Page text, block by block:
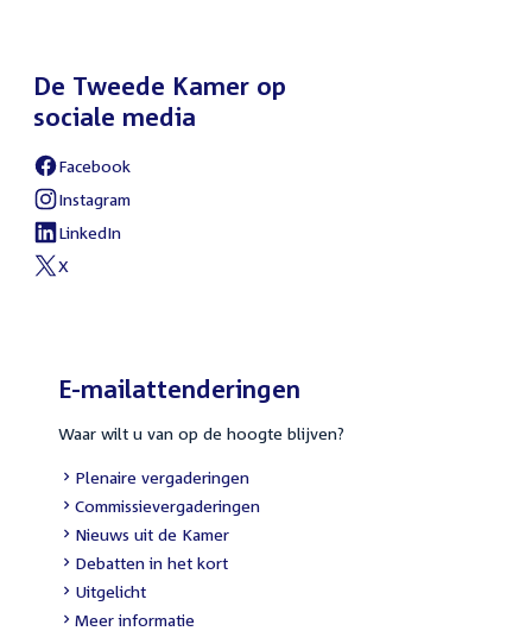
De Tweede Kamer op
sociale media
External
link:
Facebook
External
link:
Instagram
External
link:
LinkedIn
External
X
E-mailattenderingen
Waar wilt u van op de hoogte blijven?
External
link:
Plenaire vergaderingen
External
link:
Commissievergaderingen
External
link:
Nieuws uit de Kamer
External
link:
Debatten in het kort
External
link:
Uitgelicht
Meer informatie